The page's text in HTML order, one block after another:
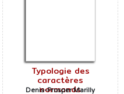
Typologie des
caractères
normands
Denis-Prosper Marilly